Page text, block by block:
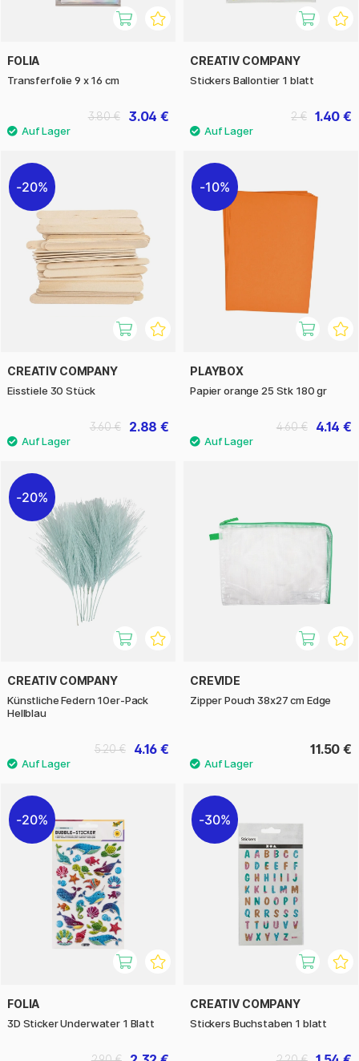
FOLIA
Transferfolie 9 x 16 cm
3.04 €
3.80 €
CREATIV COMPANY
Stickers Ballontier 1 blatt
1.40 €
2 €
20%
CREATIV COMPANY
Eisstiele 30 Stück
2.88 €
3.60 €
10%
PLAYBOX
Papier orange 25 Stk 180 gr
4.14 €
4.60 €
20%
CREATIV COMPANY
Künstliche Federn 10er-Pack
Hellblau
4.16 €
5.20 €
CREVIDE
Zipper Pouch 38x27 cm Edge
11.50 €
20%
FOLIA
3D Sticker Underwater 1 Blatt
30%
CREATIV COMPANY
Stickers Buchstaben 1 blatt